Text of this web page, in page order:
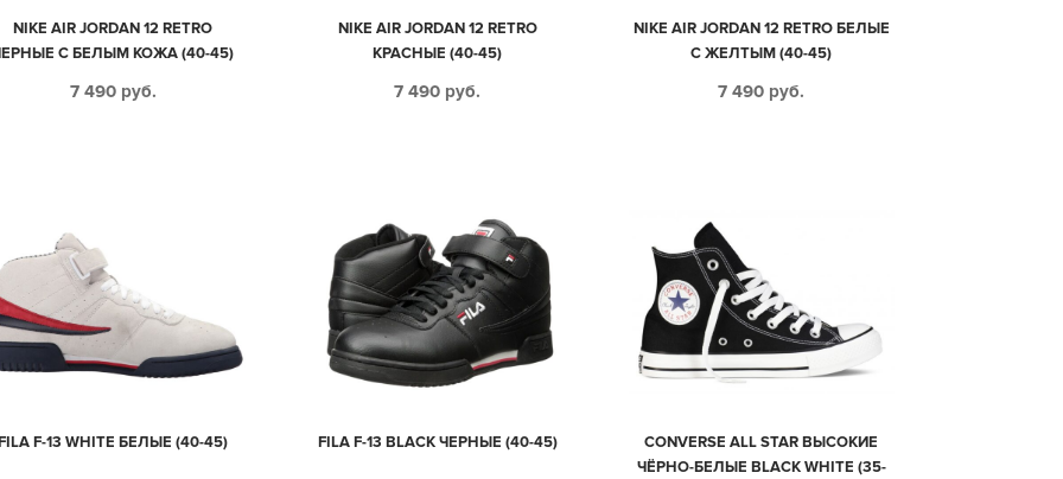
NIKE AIR JORDAN 12 RETRO
С БЕЛЫМ КОЖА (40-45)
7 490 руб.
NIKE AIR JORDAN 12 RETRO
КРАСНЫЕ (40-45)
7 490 руб.
NIKE AIR JORDAN 12 RETRO БЕЛЫЕ
С ЖЕЛТЫМ (40-45)
7 490 руб.
F-13 WHITE БЕЛЫЕ (40-45) FILA F-13 BLACK ЧЕРНЫЕ (40-45)
CONVERSE ALL STAR ВЫСОКИЕ
ЧЁРНО-БЕЛЫЕ BLACK WHITE (35-